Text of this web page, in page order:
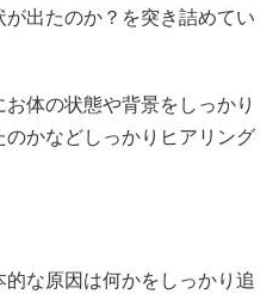
出たのか？を突き詰めてい
体の状態や背景をしっかり
かなどしっかりヒアリング
な原因は何かをしっかり追